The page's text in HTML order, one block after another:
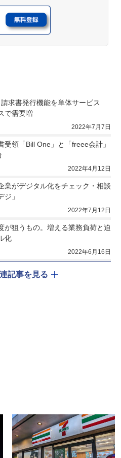
請求書発行機能を単体サービス
で需要増
2022年7月7日
受領「Bill One」と「freee会計」
2022年4月12日
業がデジタル化をチェック・相談
ジ」
2022年7月12日
が狙うもの。増える業務負荷と迫
化
2022年6月16日
記事を見る